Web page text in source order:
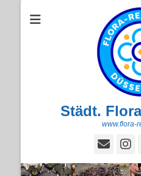
Städt.
www.flora-
E-